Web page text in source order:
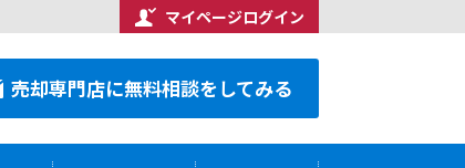
マイページログイン
売却専門店に無料相談をしてみる
ださい
売却専門店に無料相談をしてみる